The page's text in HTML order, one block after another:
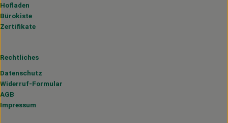
Hofladen
Bürokiste
Zertifikate
Rechtliches
Datenschutz
Widerruf-Formular
AGB
Impressum